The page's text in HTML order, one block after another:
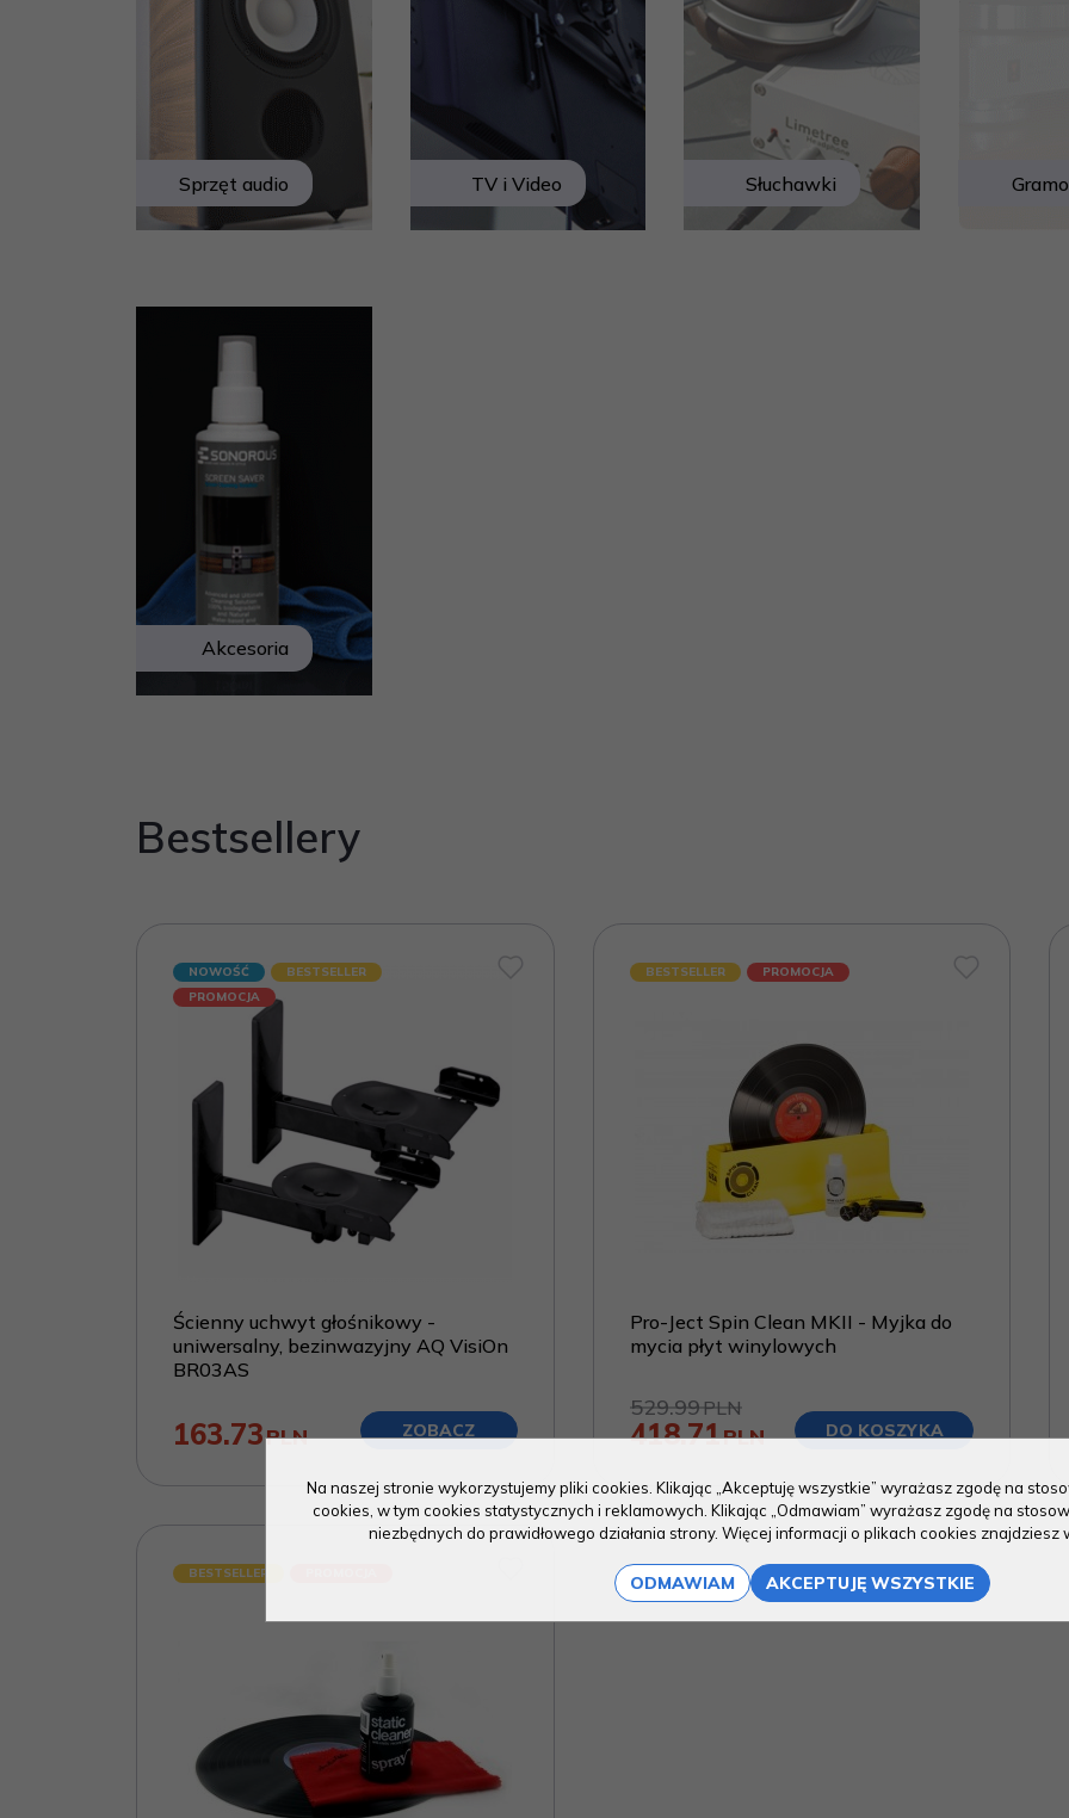
Sprzęt audio TV i Video Słuchawki
Akcesoria
Bestsellery
NOWOŚĆ
BESTSELLER
PROMOCJA
Ścienny uchwyt głośnikowy -
uniwersalny, bezinwazyjny AQ VisiOn
BR03AS
163.73PLN ZOBACZ
BESTSELLER PROMOCJA
Pro-Ject Spin Clean MKII - Myjka do
mycia płyt winylowych
529.99PLN
418.71PLN DO KOSZYKA
BESTSELLER
Na naszej stronie wykorzystujemy pliki cookies. Klikając „Akceptuję wszystkie” wyrażasz zgodę na
cookies, w tym cookies statystycznych i reklamowych. Klikając „Odmawiam” wyrażasz zgodę na
niezbędnych do prawidłowego działania strony. Więcej informacji o plikach cookies znajdziesz
ODMAWIAM AKCEPTUJĘ WSZYSTKIE